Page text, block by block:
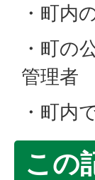
・町内
・町の
管理者
・町内
この